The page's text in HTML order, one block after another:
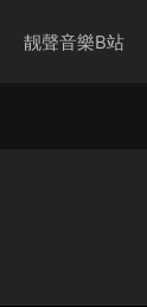
靓聲音樂B站